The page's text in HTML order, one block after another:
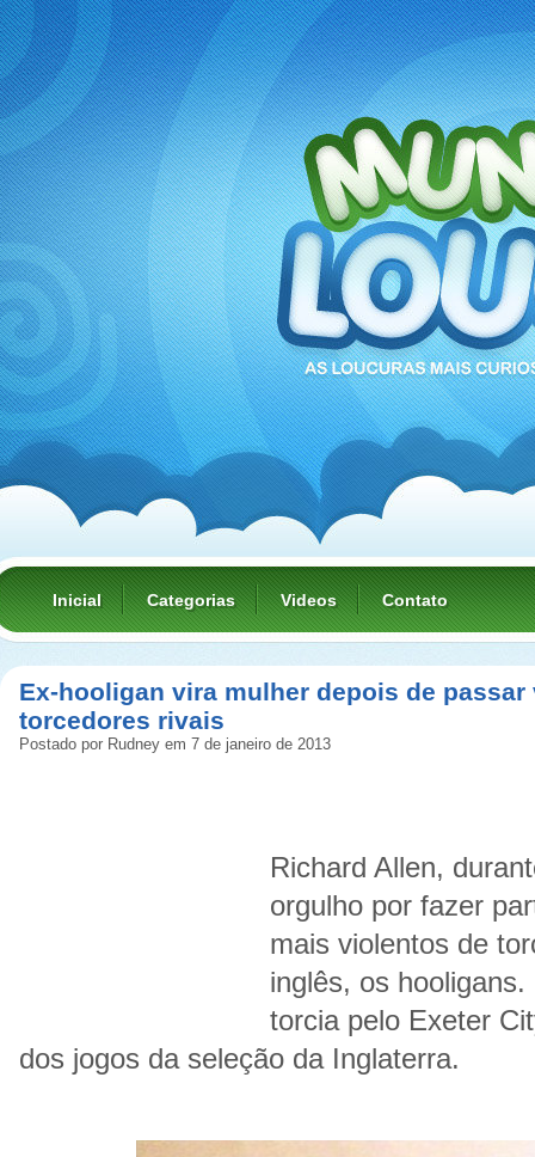
Inicial Categorias Videos Contato
Ex-hooligan vira mulher depois de
torcedores rivais
Postado por Rudney em 7 de janeiro de 2013
Richard Allen,
orgulho por fazer
mais violentos de
inglês, os hooligans.
torcia pelo Exeter
dos jogos da seleção da Inglaterra.